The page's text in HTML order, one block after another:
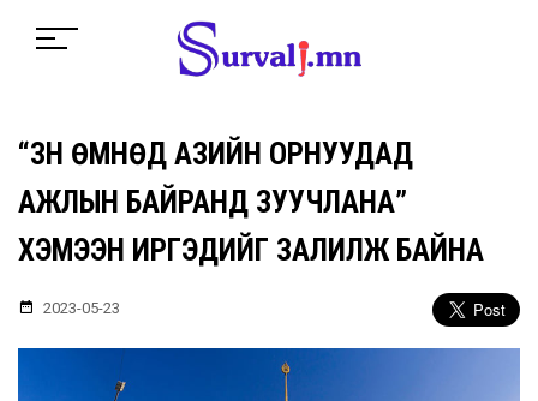
“ЗҮҮН ӨМНӨД АЗИЙН ОРНУУДАД
АЖЛЫН БАЙРАНД ЗУУЧЛАНА”
ХЭМЭЭН ИРГЭДИЙГ ЗАЛИЛЖ БАЙНА
2023-05-23